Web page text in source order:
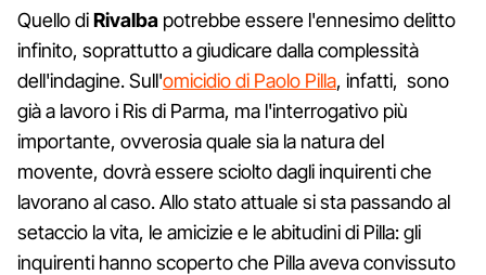
Quello diRivalba potrebbe essere l'ennesimo delitto
infinito, soprattutto a giudicare dalla complessità
dell'indagine. Sull'omicidio di Paolo Pilla, infatti, sono
già a lavoro i Ris di Parma, ma l'interrogativo più
importante, ovverosia quale sia la natura del
movente, dovrà essere sciolto dagli inquirenti che
lavorano al caso. Allo stato attuale si sta passando al
setaccio la vita, le amicizie e le abitudini di Pilla: gli
inquirenti hanno scoperto che Pilla aveva convissuto